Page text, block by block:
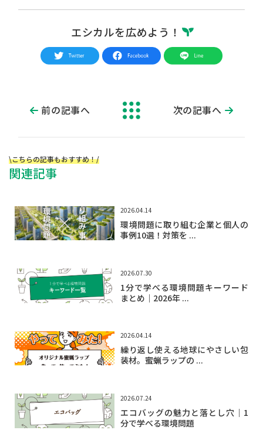
エシカルを広めよう！
前の記事へ 次の記事へ
\こちらの記事もおすすめ！/
関連記事
2026.04.14
環境問題に取り組む企業と個人の
事例10選！対策を ...
2026.07.30
1分で学べる環境問題キーワード
まとめ｜2026年 ...
2026.04.14
繰り返し使える地球にやさしい包
装材。蜜蝋ラップの ...
2026.07.24
エコバッグの魅力と落とし穴｜1
分で学べる環境問題